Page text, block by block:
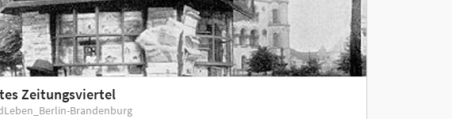
Zeitungsviertel
Brandenburg